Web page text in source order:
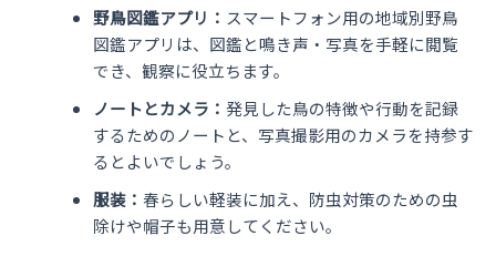
野鳥図鑑アプリ： スマートフォン用の地域別野鳥
図鑑アプリは、図鑑と鳴き声・写真を手軽に閲覧
でき、観察に役立ちます。
ノートとカメラ： 発見した鳥の特徴や行動を記録
するためのノートと、写真撮影用のカメラを持参す
るとよいでしょう。
服装： 春らしい軽装に加え、防虫対策のための虫
除けや帽子も用意してください。